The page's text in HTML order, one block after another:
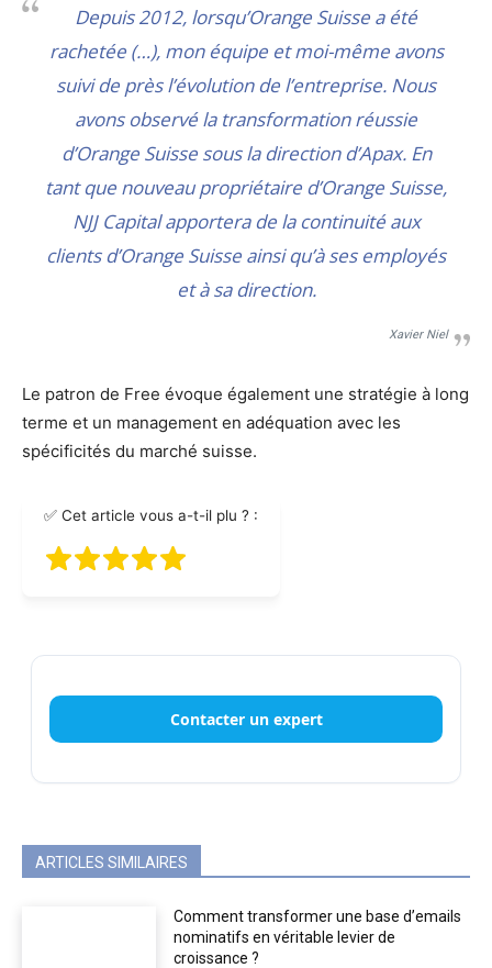
Depuis 2012, lorsqu’Orange Suisse a été
rachetée (…), mon équipe et moi-même avons
suivi de près l’évolution de l’entreprise. Nous
avons observé la transformation réussie
d’Orange Suisse sous la direction d’Apax. En
tant que nouveau propriétaire d’Orange Suisse,
NJJ Capital apportera de la continuité aux
clients d’Orange Suisse ainsi qu’à ses employés
et à sa direction.
Xavier Niel
Le patron de Free évoque également une stratégie à long
terme et un management en adéquation avec les
spécificités du marché suisse.
✅ Cet article vous a-t-il plu ? :
Contacter un expert
ARTICLES SIMILAIRES
Comment transformer une base d’emails
nominatifs en véritable levier de
croissance ?